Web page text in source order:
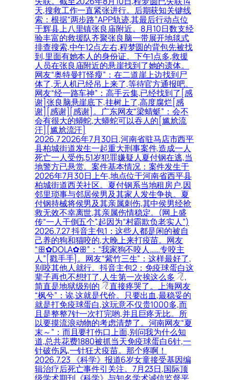
天,搜救工作一直紧张进行。后期获知关键线
索：根据“两步路”APP轨迹,其最后行动点位
于辉县上八里镇张良庙附近。8月10日数支经
验丰富的救援队齐聚张良脑一带展开地毯式
排查搜索,中午12点左右,程梦圆的背包先被找
到,里面有她本人的身份证。下午1点多,救援
人员在张良庙附近的悬崖找到了她的遗体。
网友“奥特曼打怪瘦”：在二道崖上边找到尸
体了,无人机已经吊上来了,等待官方通报吧。
网友“经一路车神”：高手云集,已经找到了[感
谢]张良脑悬崖底下,挂树上了,高度腐烂[感
谢][感谢][感谢]。广东网友“梁蜻蜓”：会不
会有很大的蟒蛇,大蟒蛇可以吞人的[尴尬流
汗][尴尬流汗]
2026.7 2026年7月30日,河南省驻马店市西平
县柏城街道发生一起重大刑事案件,造成一人
死亡一人受伤,51岁犯罪嫌疑人夏付钢在逃,当
地警方已悬赏。案件基本情况：案件发生于
2026年7月30日上午,地点位于河南省西平县
柏城街道西关社区。夏付钢系当地租房户,因
邻里琐事与邻居侯男及其家人发生争执。夏
付钢持械将侯男及其亲属刺伤,其中侯男经抢
救无效不幸离世,其亲属伤情稳定。(网上盛
传“一人干倒五个”,起因为“村霸欺负老实人”)
2026.7.27 抖音主包1：这些人都是闲的被自
己养的狗和猫咬的,大晚上来打疫苗。网友
“ꕥ✿DOLA✿ꕥ”：“我家狗不咬人……专咬主
人”[戳手手]。网友“紫竹三生”：这样最好了,
别咬其他人就行。抖音主包2：免疫球蛋白这
辈子再也不想打了,人生第一次挨这么多
,
简直是地狱级别的
直接疼哭了。上海网友
“枫兮”：诶,这就是代价。只要出血,最稳妥的
就是打免疫球蛋白,这玩意不仅贵1000多,而
且是整整7针一次打完哟,并且巨疼无比。所
以要摸流浪动物的考虑清楚了。河南网友“夏
末～”：而且要打伤口上面,别问我为什么知
道,总共花费1880被抓当天免疫球蛋白6针,一
针破伤风,一针狂犬疫苗。那个疼啊！
2026.7.23 《科学》报道6岁女童接受基因编
辑治疗后死亡事件引关注。7月23日,国际顶